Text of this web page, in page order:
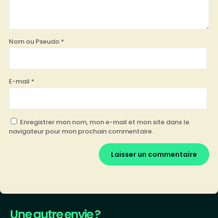
Nom ou Pseudo *
E-mail *
Enregistrer mon nom, mon e-mail et mon site dans le
navigateur pour mon prochain commentaire.
Une autre envie ?